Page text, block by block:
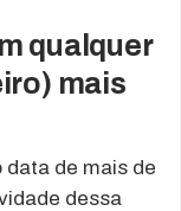
qualquer
mais
de mais de
dessa